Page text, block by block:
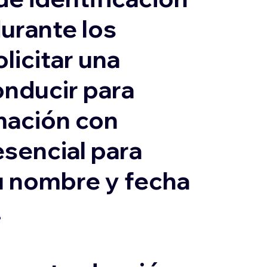
los
una
para
con
para
nombre y fecha